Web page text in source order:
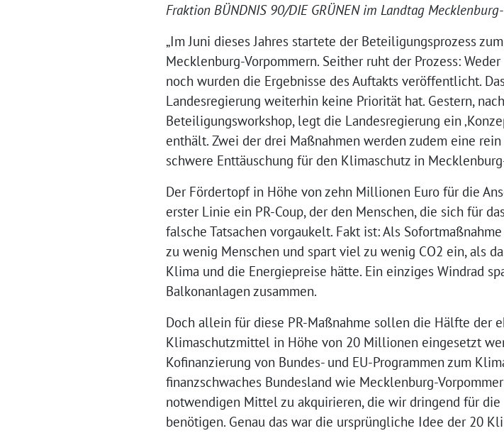
Fraktion BÜNDNIS 90/DIE GRÜNEN im Landtag
„Im Juni dieses Jahres startete der Beteiligungsprozess
Mecklenburg-Vorpommern. Seither ruht der Prozess:
noch wurden die Ergebnisse des Auftakts veröffentlicht.
Landesregierung weiterhin keine Priorität hat. Gestern,
Beteiligungsworkshop, legt die Landesregierung ein
enthält. Zwei der drei Maßnahmen werden zudem eine
schwere Enttäuschung für den Klimaschutz in
Der Fördertopf in Höhe von zehn Millionen Euro für die
erster Linie ein PR-Coup, der den Menschen, die sich für
falsche Tatsachen vorgaukelt. Fakt ist: Als
zu wenig Menschen und spart viel zu wenig CO2 ein, als
Klima und die Energiepreise hätte. Ein einziges Windrad
Balkonanlagen zusammen.
Doch allein für diese PR-Maßnahme sollen die Hälfte der
Klimaschutzmittel in Höhe von 20 Millionen eingesetzt
Kofinanzierung von Bundes- und EU-Programmen zum
finanzschwaches Bundesland wie Mecklenburg-
notwendigen Mittel zu akquirieren, die wir dringend für
benötigen. Genau das war die ursprüngliche Idee der 20